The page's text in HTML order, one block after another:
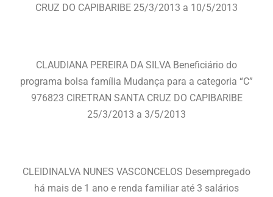
CRUZ DO CAPIBARIBE 25/3/2013 a 10/5/2013
CLAUDIANA PEREIRA DA SILVA Beneficiário do
programa bolsa família Mudança para a categoria “C”
976823 CIRETRAN SANTA CRUZ DO CAPIBARIBE
25/3/2013 a 3/5/2013
CLEIDINALVA NUNES VASCONCELOS Desempregado
há mais de 1 ano e renda familiar até 3 salários